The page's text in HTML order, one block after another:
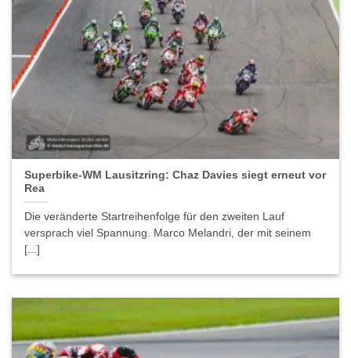
Superbike-WM Lausitzring: Chaz Davies siegt erneut vor
Rea
Die veränderte Startreihenfolge für den zweiten Lauf
versprach viel Spannung. Marco Melandri, der mit seinem
[...]